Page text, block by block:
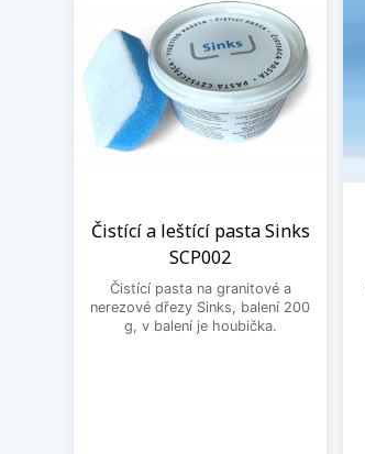
Čistící a leštící pasta Sinks
SCP002
Čistící pasta na granitové a
nerezové dřezy Sinks, balení 200
g, v balení je houbička.